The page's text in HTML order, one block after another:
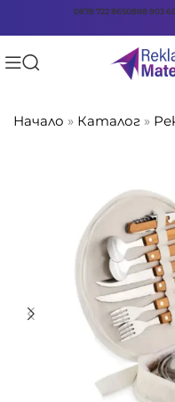
0878 722 8650888 903
Начало » Каталог »